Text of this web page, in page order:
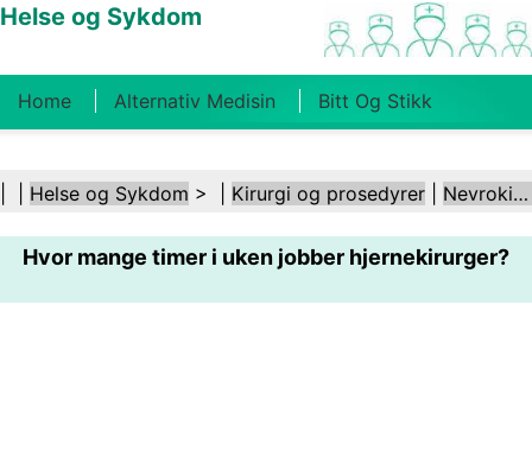
Helse og Sykdom
Home Alternativ Medisin Bitt Og Stikk
Kosthold Og Ernæring Familiehelse
Helsebransjen Psykisk Helse Folkehelse Og
Sikkerhet Kirurgi Og Prosedyrer Helse
Helse og Sykdom > | Kirurgi og prosedyrer Nevrokirurgi
Hvor mange timer i uken jobber hjernekirurger?